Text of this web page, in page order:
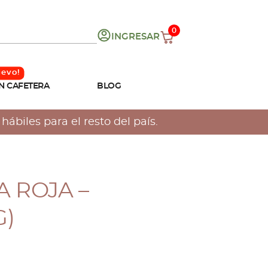
INGRESAR
0
CAFETERA BLOG
para el resto del país.
ROJA –